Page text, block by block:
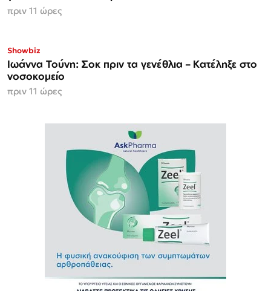
πριν 11 ώρες
Showbiz
Ιωάννα Τούνη: Σοκ πριν τα γενέθλια – Κατέληξε στο
νοσοκομείο
πριν 11 ώρες